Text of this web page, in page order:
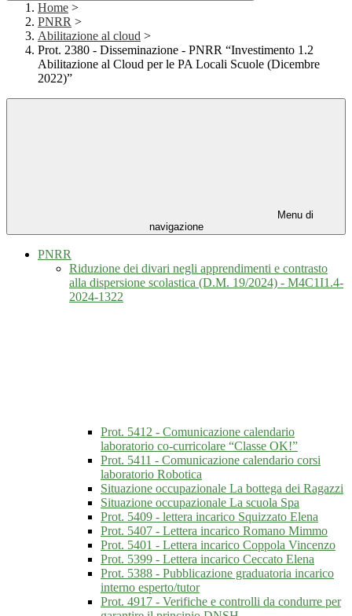
Home >
PNRR >
Abilitazione al cloud >
Prot. 2380 - Disseminazione - PNRR “Investimento 1.2
Abilitazione al Cloud per le PA Locali Scuole (Dicembre
2022)”
Menu di
navigazione
PNRR
Riduzione dei divari negli apprendimenti e contrasto
alla dispersione scolastica (D.M. 19/2024) - M4C1I1.4-
2024-1322
Prot. 5412 - Comunicazione calendario
laboratorio co-curricolare “Classe OK!”
Prot. 5411 - Comunicazione calendario corsi
laboratorio Robotica
Situazione occupazionale La bottega dei Ragazzi
Situazione occupazionale La scuola Spa
Prot. 5409 - lettera incarico Squizzato Elena
Prot. 5407 - Lettera incarico Romano Mimmo
Prot. 5401 - Lettera incarico Coppola Vincenzo
Prot. 5399 - Lettera incarico Ceccato Elena
Prot. 5388 - Pubblicazione graduatoria incarico
interno esperto/tutor
Prot. 4917 - Verifiche e controlli da condurre per